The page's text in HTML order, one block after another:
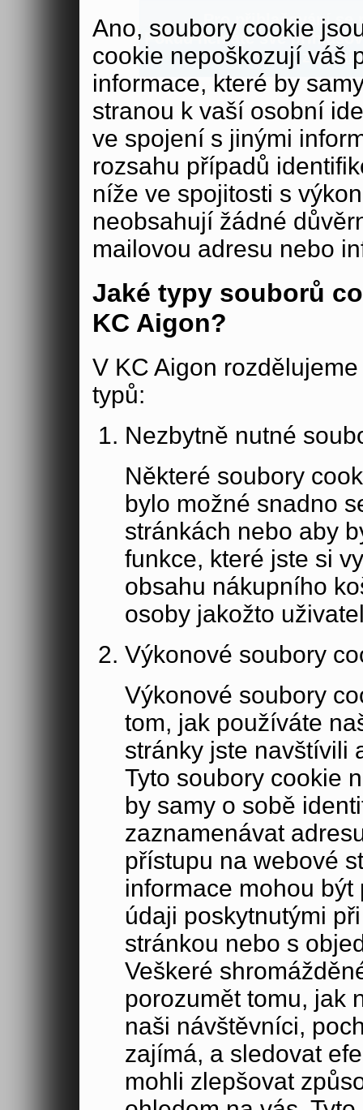
Ano, soubory cookie
cookie nepoškozují váš
informace, které by
stranou k vaší osobní
ve spojení s jinými
rozsahu případů
níže ve spojitosti s
neobsahují žádné
mailovou adresu nebo
Jaké typy souborů
KC Aigon?
V KC Aigon
typů:
Nezbytně nutné
Některé soubory
bylo možné snadno
stránkách nebo aby
funkce, které jste si
obsahu nákupního
osoby jakožto
Výkonové soubory
Výkonové soubory
tom, jak používáte
stránky jste navštívili
Tyto soubory cookie
by samy o sobě
zaznamenávat
přístupu na webové
informace mohou
údaji poskytnutými
stránkou nebo s
Veškeré
porozumět tomu, jak
naši návštěvníci,
zajímá, a sledovat
mohli zlepšovat
Pro přihlašování se
Pokud nemáte své
zde: